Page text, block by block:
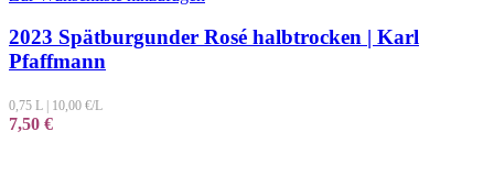
2023 Spätburgunder Rosé halbtrocken | Karl
Pfaffmann
0,75 L 10,00 €/L
7,50 €